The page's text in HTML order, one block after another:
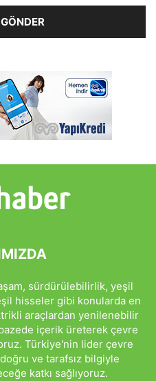
sürdürülebilirlik, yeşil
hisseler gibi konularda en
araçlardan yenilenebilir
içerik üreterek çevre
Türkiye'nin lider çevre
ve tarafsız bilgiyle
katkı sağlıyoruz.